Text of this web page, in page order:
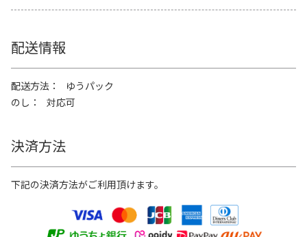
配送情報
配送方法
ゆうパック
のし
対応可
決済方法
下記の決済方法がご利用頂けます。